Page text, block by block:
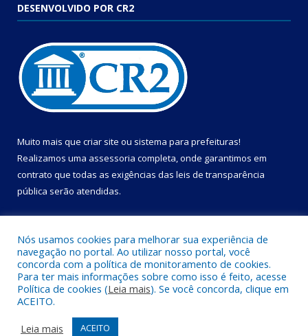
DESENVOLVIDO POR CR2
Muito mais que criar site ou sistema para prefeituras!
Realizamos uma assessoria completa, onde garantimos em
contrato que todas as exigências das leis de transparência
pública serão atendidas.
Todos os direitos reservados a Câmara Municipal de Cametá.
Mapa do Site
Acessar Área Administrativa
Nós usamos cookies para melhorar sua experiência de
navegação no portal. Ao utilizar nosso portal, você
concorda com a política de monitoramento de cookies.
Para ter mais informações sobre como isso é feito, acesse
Política de cookies (Leia mais). Se você concorda, clique em
ACEITO.
Leia mais
ACEITO